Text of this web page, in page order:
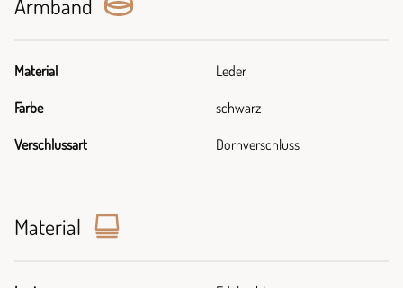
Armband
Material Leder
Farbe schwarz
Verschlussart Dornverschluss
Material